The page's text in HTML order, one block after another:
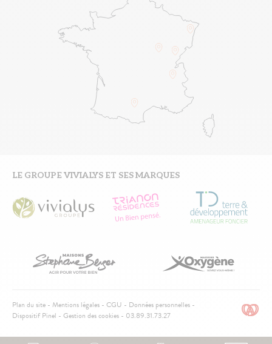
LE GROUPE VIVIALYS ET SES MARQUES
Pied
de
Plan du site Mentions légales CGU
Données personnelles
Dispositif Pinel
Gestion des cookies 03.89.31.73.27